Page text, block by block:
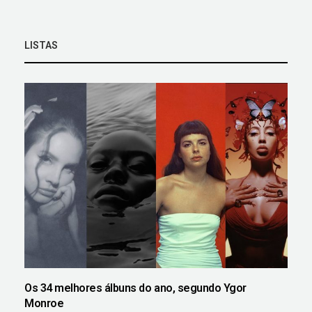
LISTAS
Os 34 melhores álbuns do ano, segundo Ygor
Monroe